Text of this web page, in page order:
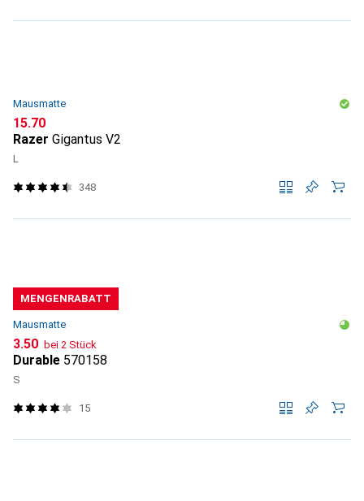
Mausmatte
CHF
15.70
Razer Gigantus V2
L
348
MENGENRABATT
Mausmatte
CHF
3.50 bei 2 Stück
Durable 570158
S
15